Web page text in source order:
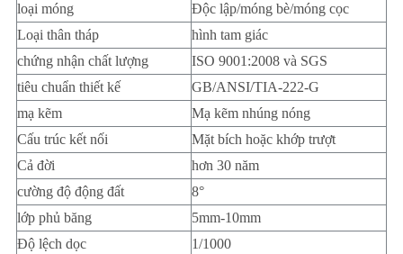
loại móng
Độc lập/móng bè/móng cọc
Loại thân tháp
hình tam giác
chứng nhận chất lượng
ISO 9001:2008 và SGS
tiêu chuẩn thiết kế
GB/ANSI/TIA-222-G
mạ kẽm
Mạ kẽm nhúng nóng
Cấu trúc kết nối
Mặt bích hoặc khớp trượt
Cả đời
hơn 30 năm
cường độ động đất
8°
lớp phủ băng
5mm-10mm
Độ lệch dọc
1/1000